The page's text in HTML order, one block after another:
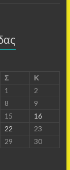
Σ
Κ
1
2
8
9
15
16
22
23
29 30